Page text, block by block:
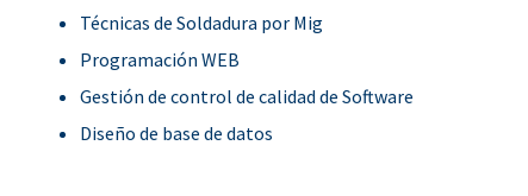
Técnicas de Soldadura por Mig
Programación WEB
Gestión de control de calidad de Software
Diseño de base de datos